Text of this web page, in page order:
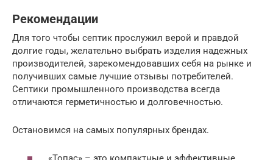
Рекомендации
Для того чтобы септик прослужил верой и правдой
долгие годы, желательно выбрать изделия надежных
производителей, зарекомендовавших себя на рынке и
получивших самые лучшие отзывы потребителей.
Септики промышленного производства всегда
отличаются герметичностью и долговечностью.
Остановимся на самых популярных брендах.